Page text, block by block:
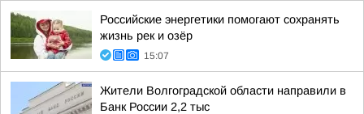
Российские энергетики помогают сохранять
жизнь рек и озёр
15:07
Жители Волгоградской области направили в
Банк России 2,2 тыс